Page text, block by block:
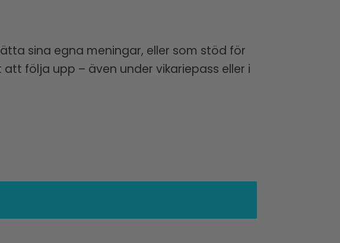
sina egna meningar, eller som stöd för
följa upp – även under vikariepass eller i